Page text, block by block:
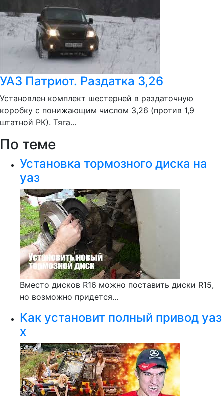
УАЗ Патриот. Раздатка 3,26
Установлен комплект шестерней в раздаточную
коробку с понижающим числом 3,26 (против 1,9
штатной РК). Тяга...
По теме
Установка тормозного диска на
уаз
Вместо дисков R16 можно поставить диски R15,
но возможно придется...
Как установит полный привод уаз
х